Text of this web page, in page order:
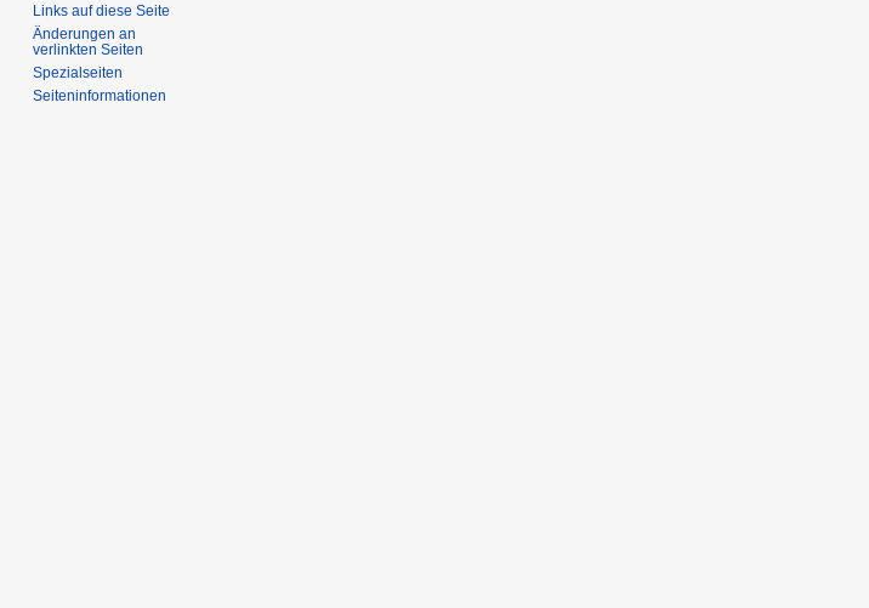
Links auf diese Seite
Änderungen an
verlinkten Seiten
Spezialseiten
Seiten­­informationen